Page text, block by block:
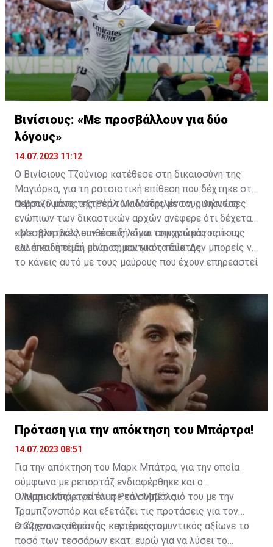
Βινίσιους: «Με προσβάλλουν για δύο
λόγους»
14.07.2023 11:12
Ο Βινίσιους Τζούνιορ κατέθεσε στη δικαιοσύνη της
Μαγιόρκα, για τη ρατσιστική επίθεση που δέχτηκε στο
περσινό ματς της Ρεάλ Μαδρίτης με τους νησιώτες.
Ο Βραζιλιάνος εξτρέμ των Μαδριλένων, μιλώντας
ενώπιων των δικαστικών αρχών ανέφερε ότι δέχεται
προσβλητικές επιθέσεις λόγω του χρώματος του,
αλλά και επειδή είναι σημαντικός παίκτης.
«Με προσβάλλουν επειδή είμαι σημαντικός παίκτης
και επειδή είμαι μαύρος, και για τα δύο. Δεν μπορείς να
το κάνεις αυτό με τους μαύρους που έχουν επηρεαστεί
ανέφερε χαρακτηριστικά ο 23χρονος ποδοσφαιριστής.
Πρόταση για την απόκτηση του Μπάρτρα!
14.07.2023 08:51
Για την απόκτηση του Μαρκ Μπάτρα, για την οποία
σύμφωνα με ρεπορτάζ ενδιαφέρθηκε και ο
Ολυμπιακός, κινείται η Ρεάλ Μπέτις.
Ο Μαρκ Μπάρτρα έλυσε το συμβόλαιό του με την
Τραμπζονσπόρ και εξετάζει τις προτάσεις για τον
επόμενο σταθμό της καριέρας του.
Ο 32χρονος Ισπανός κεντρικός αμυντικός αξίωνε το
ποσό των τεσσάρων εκατ. ευρώ για να λύσει το